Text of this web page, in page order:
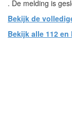
. De melding is
Bekijk de
Bekijk alle 112